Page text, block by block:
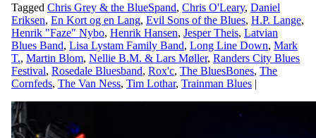
Tagged Chris Grey & the BlueSpand, Chris O'Leary, Daniel
Eriksen, En Kort og en Lang, Evil Sons of the Blues, H.P. Lange,
Henrik "Faze" Nybo, Henrik Hansen, Jesper Theis, Latvian
Blues Band, Lisa Lystam Family Band, Long Line Down, Mark
T., Martin Blom, Nellie B.M. & Lars Møller, Randers City Blues
Festival, Rosedale Bluesband, Rox'c, The BluesBones, The
Cornfeds, The Van Ness, Tim Lothar, Trainman Blues |